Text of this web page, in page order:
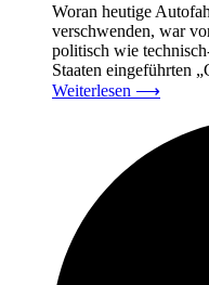
Woran heutige
verschwenden, war
politisch wie
Staaten eingeführten
Weiterlesen ⟶